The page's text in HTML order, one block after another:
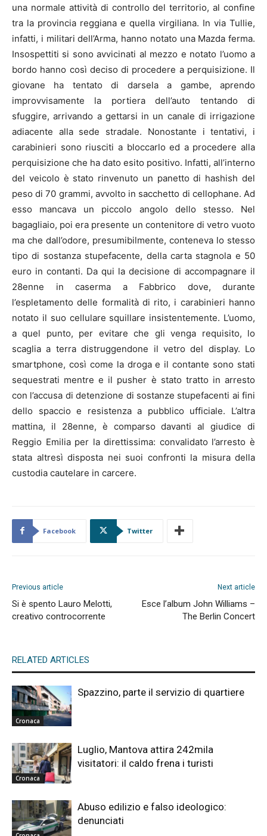
una normale attività di controllo del territorio, al confine
tra la provincia reggiana e quella virgiliana. In via Tullie,
infatti, i militari dell’Arma, hanno notato una Mazda ferma.
Insospettiti si sono avvicinati al mezzo e notato l’uomo a
bordo hanno così deciso di procedere a perquisizione. Il
giovane ha tentato di darsela a gambe, aprendo
improvvisamente la portiera dell’auto tentando di
sfuggire, arrivando a gettarsi in un canale di irrigazione
adiacente alla sede stradale. Nonostante i tentativi, i
carabinieri sono riusciti a bloccarlo ed a procedere alla
perquisizione che ha dato esito positivo. Infatti, all’interno
del veicolo è stato rinvenuto un panetto di hashish del
peso di 70 grammi, avvolto in sacchetto di cellophane. Ad
esso mancava un piccolo angolo dello stesso. Nel
bagagliaio, poi era presente un contenitore di vetro vuoto
ma che dall’odore, presumibilmente, conteneva lo stesso
tipo di sostanza stupefacente, della carta stagnola e 50
euro in contanti. Da qui la decisione di accompagnare il
28enne in caserma a Fabbrico dove, durante
l’espletamento delle formalità di rito, i carabinieri hanno
notato il suo cellulare squillare insistentemente. L’uomo,
a quel punto, per evitare che gli venga requisito, lo
scaglia a terra distruggendone il vetro del display. Lo
smartphone, così come la droga e il contante sono stati
sequestrati mentre e il pusher è stato tratto in arresto
con l’accusa di detenzione di sostanze stupefacenti ai fini
dello spaccio e resistenza a pubblico ufficiale. L’altra
mattina, il 28enne, è comparso davanti al giudice di
Reggio Emilia per la direttissima: convalidato l’arresto è
stata altresì disposta nei suoi confronti la misura della
custodia cautelare in carcere.
Facebook Twitter
Previous article
Si è spento Lauro Melotti,
creativo controcorrente
Next article
Esce l’album John Williams –
The Berlin Concert
RELATED ARTICLES
Cronaca
Spazzino, parte il servizio di quartiere
Cronaca
Luglio, Mantova attira 242mila
visitatori: il caldo frena i turisti
Abuso edilizio e falso ideologico:
denunciati